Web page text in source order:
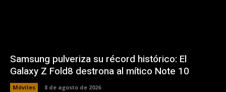
Samsung pulveriza su récord histórico: El
Galaxy Z Fold8 destrona al mítico Note 10
Móviles 8 de agosto de 2026